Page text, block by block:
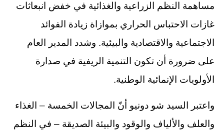
مساهمة النظم الزراعية والغذائية في خفض انبعاثات
غازات الاحتباس الحراري بموازاة زيادة الفوائد
الاجتماعية والاقتصادية والبيئية. وشدد المدير العام
على ضرورة أن تكون التنمية الريفية في صدارة
الأولويات الإنمائية الوطنية.
واعتبر السيد شو دونيو أنّ المجالات الخمسة – الغذاء
والعلف والألياف والوقود والبيئة الصديقة – في النظم